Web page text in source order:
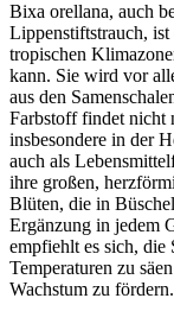
Bixa orellana, auch
Lippenstiftstrauch, ist
tropischen
kann. Sie wird vor
aus den
Farbstoff findet nicht
insbesondere in der
auch als
ihre großen,
Blüten, die in
Ergänzung in jedem
empfiehlt es sich, die
Temperaturen zu
Wachstum zu fördern.